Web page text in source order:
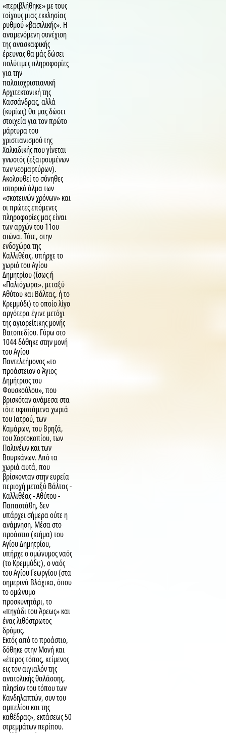
«περιβλήθηκε» με τους
τοίχους μιας εκκλησίας
ρυθμού «βασιλικής». Η
αναμενόμενη συνέχιση
της ανασκαφικής
έρευνας θα μάς δώσει
πολύτιμες πληροφορίες
για την
παλαιοχριστιανική
Αρχιτεκτονική της
Κασσάνδρας, αλλά
(κυρίως) θα μας δώσει
στοιχεία για τον πρώτο
μάρτυρα του
χριστιανισμού της
Χαλκιδικής που γίνεται
γνωστός (εξαιρουμένων
των νεομαρτύρων).
Ακολουθεί το σύνηθες
ιστορικό άλμα των
«σκοτεινών χρόνων» και
οι πρώτες επόμενες
πληροφορίες μας είναι
των αρχών του 11ου
αιώνα. Τότε, στην
ενδοχώρα της
Καλλιθέας, υπήρχε το
χωριό του Αγίου
Δημητρίου (ίσως ή
«Παλιόχωρα», μεταξύ
Αθύτου και Βάλτας, ή το
Κρεμμύδι) το οποίο λίγο
αργότερα έγινε μετόχι
της αγιορείτικης μονής
Βατοπεδίου. Γύρω στο
1044 δόθηκε στην μονή
του Αγίου
Παντελεήμονος «το
προάστειον ο Άγιος
Δημήτριος του
Φουσκούλου», που
βρισκόταν ανάμεσα στα
τότε υφιστάμενα χωριά
του Ιατρού, των
Καμάρων, του Βρηζά,
του Χορτοκοπίου, των
Παλινέων και των
Βουρκάνων. Από τα
χωριά αυτά, που
βρίσκονταν στην ευρεία
περιοχή μεταξύ Βάλτας -
Καλλιθέας - Αθύτου -
Παπαστάθη, δεν
υπάρχει σήμερα ούτε η
ανάμνηση. Μέσα στο
προάστιο (κτήμα) του
Αγίου Δημητρίου,
υπήρχε ο ομώνυμος ναός
(το Κρεμμύδι;), ο ναός
του Αγίου Γεωργίου (στα
σημερινά Βλάχικα, όπου
το ομώνυμο
προσκυνητάρι, το
«πηγάδι του Άρεως» και
ένας λιθόστρωτος
δρόμος.
Εκτός από το προάστιο,
δόθηκε στην Μονή και
«έτερος τόπος, κείμενος
εις τον αιγιαλόν της
ανατολικής θαλάσσης,
πλησίον του τόπου των
Κανδηλαπτών, συν του
αμπελίου και της
καθέδρας», εκτάσεως 50
στρεμμάτων περίπου.